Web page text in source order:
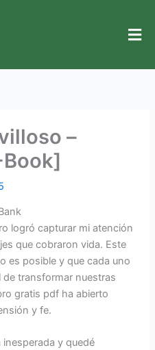
–
Book]
logró capturar mi atención
que cobraron vida. Este
es posible y que cada uno
transformar nuestras
gratis pdf ha abierto
y fe.
y quedé